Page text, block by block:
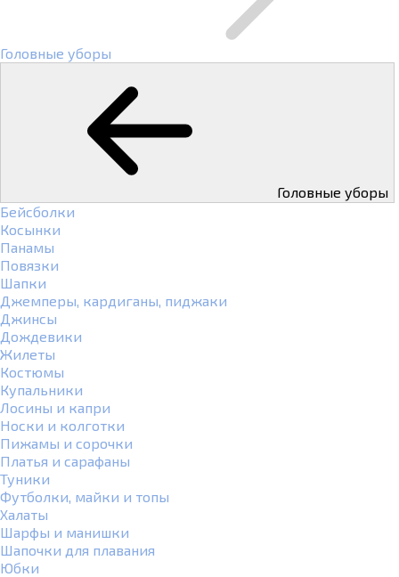
Головные уборы
Головные уборы
Бейсболки
Косынки
Панамы
Повязки
Шапки
Джемперы, кардиганы, пиджаки
Джинсы
Дождевики
Жилеты
Костюмы
Купальники
Лосины и капри
Носки и колготки
Пижамы и сорочки
Платья и сарафаны
Туники
Футболки, майки и топы
Халаты
Шарфы и манишки
Шапочки для плавания
Юбки